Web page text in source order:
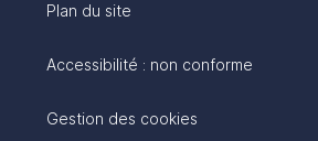
Plan du site
Accessibilité : non conforme
Gestion des cookies